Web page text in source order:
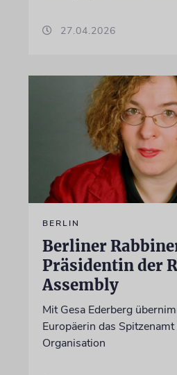
27.04.2026
BERLIN
Berliner
Präsidentin der
Assembly
Mit Gesa Ederberg
Europäerin das
Organisation